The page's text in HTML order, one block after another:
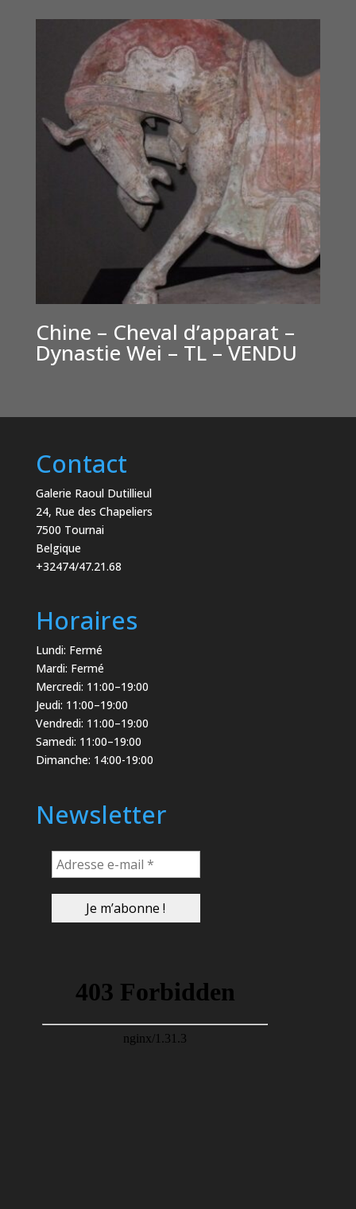
Chine – Cheval d’apparat –
Dynastie Wei – TL – VENDU
Contact
Galerie Raoul Dutillieul
24, Rue des Chapeliers
7500 Tournai
Belgique
+32474/47.21.68
Horaires
Lundi: Fermé
Mardi: Fermé
Mercredi: 11:00–19:00
Jeudi: 11:00–19:00
Vendredi: 11:00–19:00
Samedi: 11:00–19:00
Dimanche: 14:00-19:00
Newsletter